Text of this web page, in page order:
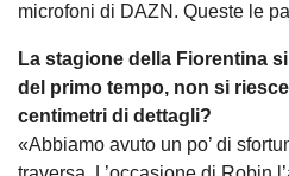
microfoni di DAZN. Queste le
La stagione della Fiorentina
del primo tempo, non si
centimetri di dettagli?
«Abbiamo avuto un po’ di